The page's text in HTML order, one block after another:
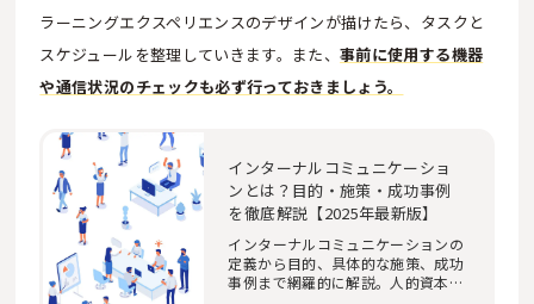
ラーニングエクスペリエンスのデザインが描けたら、タスクと
スケジュールを整理していきます。また、事前に使用する機器
や通信状況のチェックも必ず行っておきましょう。
インターナルコミュニケーショ
ンとは？目的・施策・成功事例
を徹底解説【2025年最新版】
インターナルコミュニケーションの
定義から目的、具体的な施策、成功
事例まで網羅的に解説。人的資本経